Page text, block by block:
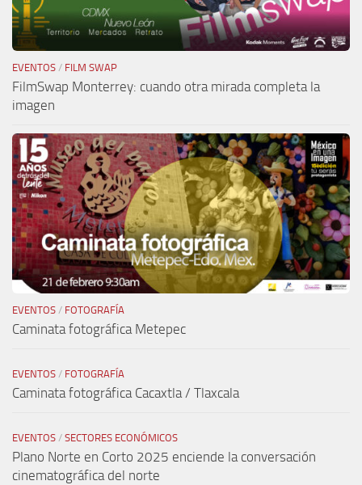
EVENTOS / FILM SWAP
FilmSwap Monterrey: cuando otra mirada completa la
imagen
EVENTOS / FOTOGRAFÍA
Caminata fotográfica Metepec
EVENTOS / FOTOGRAFÍA
Caminata fotográfica Cacaxtla / Tlaxcala
EVENTOS / SECTORES ECONÓMICOS
Plano Norte en Corto 2025 enciende la conversación
cinematográfica del norte